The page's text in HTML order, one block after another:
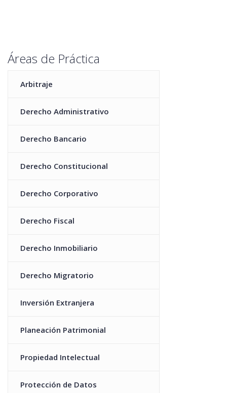
Áreas de Práctica
Arbitraje
Derecho Administrativo
Derecho Bancario
Derecho Constitucional
Derecho Corporativo
Derecho Fiscal
Derecho Inmobiliario
Derecho Migratorio
Inversión Extranjera
Planeación Patrimonial
Propiedad Intelectual
Protección de Datos